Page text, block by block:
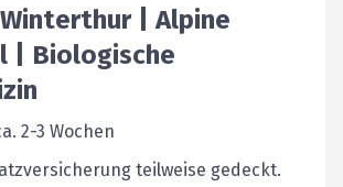
| Alpine
| Biologische
2-3 Wochen
teilweise gedeckt.